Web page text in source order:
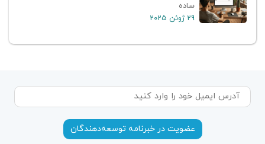
ساده
29 ژوئن 2025
عضویت در خبرنامه توسعه‌دهندگان‌